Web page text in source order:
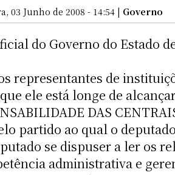
03 Junho de 2008 - 14:54 | Governo
do Governo do Estado
representantes de
ele está longe de
DAS
partido ao qual o
se dispuser a ler os
administrativa e